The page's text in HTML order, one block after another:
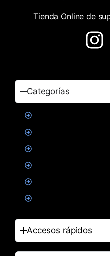
Tienda Online de
Categorías
Accesos rápidos